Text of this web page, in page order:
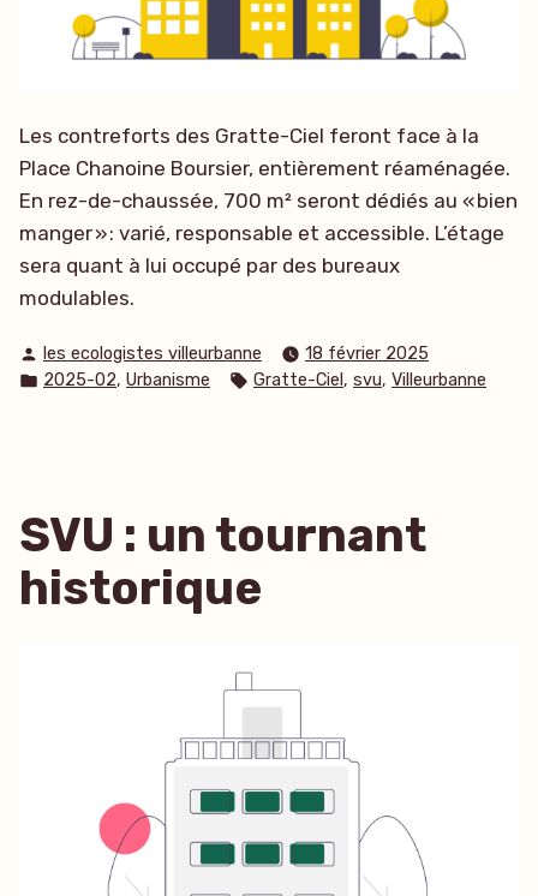
Les contreforts des Gratte-Ciel feront face à la
Place Chanoine Boursier, entièrement réaménagée.
En rez-de-chaussée, 700 m² seront dédiés au « bien
manger » : varié, responsable et accessible. L’étage
sera quant à lui occupé par des bureaux
modulables.
Publié
par
les ecologistes villeurbanne
18 février 2025
Publié
2025-02, Urbanisme Étiquettes :
Gratte-Ciel , svu, Villeurbanne
SVU : un tournant
historique